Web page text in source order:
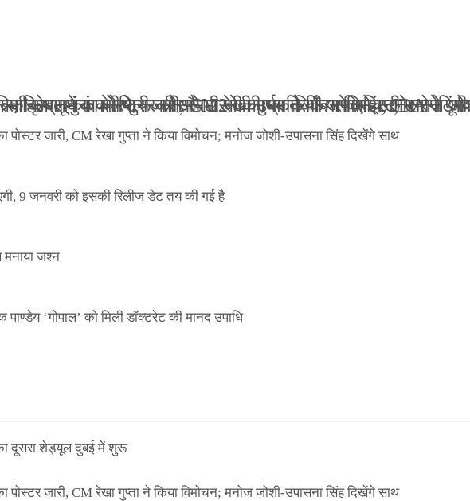
लूथरा को मिली जान से मारने की धमकियाँ : सेलिब्रिटी
कृष्णा कुंज वेलफेयर सोसायटी की कार्यकारिणी अपदस्थ, JDA ने
‘गोदान’ का पोस्टर जारी, CM रेखा गुप्ता ने किया विमोचन; मनोज
की उम्र में कंपनी शुरू की और 22 की उम्र तक बन गए इंटरनेशनल
पोस्टर जारी, CM रेखा गुप्ता ने किया विमोचन; मनोज जोशी-उपासना सिंह दिखेंगे साथ
9 जनवरी को इसकी रिलीज डेट तय की गई है
मनाया जश्न
‘गोपाल’ को मिली डॉक्टरेट की मानद उपाधि
का दूसरा शेड्यूल दुबई में शुरू
पोस्टर जारी, CM रेखा गुप्ता ने किया विमोचन; मनोज जोशी-उपासना सिंह दिखेंगे साथ